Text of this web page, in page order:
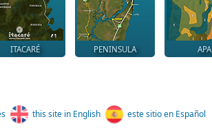
ITACARÉ PENINSULA APA
this site in English este sitio en Español